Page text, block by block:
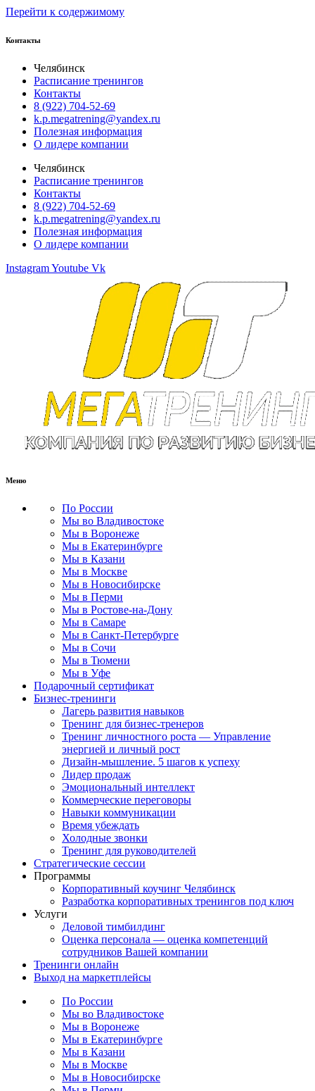
Перейти к содержимому
Контакты
Челябинск
Расписание тренингов
Контакты
8 (922) 704-52-69
k.p.megatrening@yandex.ru
Полезная информация
О лидере компании
Челябинск
Расписание тренингов
Контакты
8 (922) 704-52-69
k.p.megatrening@yandex.ru
Полезная информация
О лидере компании
InstagramYoutube Vk
Меню
По России
Мы во Владивостоке
Мы в Воронеже
Мы в Екатеринбурге
Мы в Казани
Мы в Москве
Мы в Новосибирске
Мы в Перми
Мы в Ростове-на-Дону
Мы в Самаре
Мы в Санкт-Петербурге
Мы в Сочи
Мы в Тюмени
Мы в Уфе
Подарочный сертификат
Бизнес-тренинги
Лагерь развития навыков
Тренинг для бизнес-тренеров
Тренинг личностного роста — Управление
энергией и личный рост
Дизайн-мышление. 5 шагов к успеху
Лидер продаж
Эмоциональный интеллект
Коммерческие переговоры
Навыки коммуникации
Время убеждать
Холодные звонки
Тренинг для руководителей
Стратегические сессии
Программы
Корпоративный коучинг Челябинск
Разработка корпоративных тренингов под ключ
Услуги
Деловой тимбилдинг
Оценка персонала — оценка компетенций
сотрудников Вашей компании
Тренинги онлайн
Выход на маркетплейсы
По России
Мы во Владивостоке
Мы в Воронеже
Мы в Екатеринбурге
Мы в Казани
Мы в Москве
Мы в Новосибирске